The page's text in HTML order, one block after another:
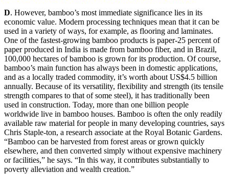
D. However, bamboo’s most immediate significance lies in its
economic value. Modern processing techniques mean that it can be
used in a variety of ways, for example, as flooring and laminates.
One of the fastest-growing bamboo products is paper-25 percent of
paper produced in India is made from bamboo fiber, and in Brazil,
100,000 hectares of bamboo is grown for its production. Of course,
bamboo’s main function has always been in domestic applications,
and as a locally traded commodity, it’s worth about US$4.5 billion
annually. Because of its versatility, flexibility and strength (its tensile
strength compares to that of some steel), it has traditionally been
used in construction. Today, more than one billion people
worldwide live in bamboo houses. Bamboo is often the only readily
available raw material for people in many developing countries, says
Chris Staple-ton, a research associate at the Royal Botanic Gardens.
“Bamboo can be harvested from forest areas or grown quickly
elsewhere, and then converted simply without expensive machinery
or facilities,” he says. “In this way, it contributes substantially to
poverty alleviation and wealth creation.”